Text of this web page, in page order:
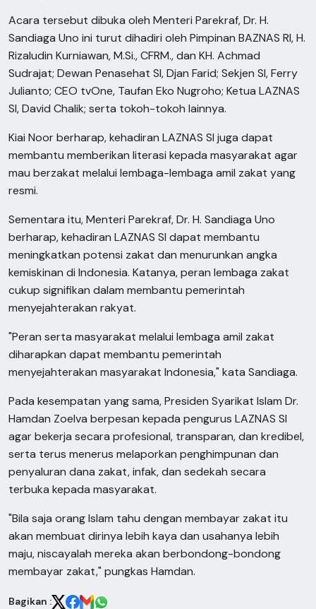
Acara tersebut dibuka oleh Menteri Parekraf, Dr. H.
Sandiaga Uno ini turut dihadiri oleh Pimpinan BAZNAS RI, H.
Rizaludin Kurniawan, M.Si., CFRM., dan KH. Achmad
Sudrajat; Dewan Penasehat SI, Djan Farid; Sekjen SI, Ferry
Julianto; CEO tvOne, Taufan Eko Nugroho; Ketua LAZNAS
SI, David Chalik; serta tokoh-tokoh lainnya.
Kiai Noor berharap, kehadiran LAZNAS SI juga dapat
membantu memberikan literasi kepada masyarakat agar
mau berzakat melalui lembaga-lembaga amil zakat yang
resmi.
Sementara itu, Menteri Parekraf, Dr. H. Sandiaga Uno
berharap, kehadiran LAZNAS SI dapat membantu
meningkatkan potensi zakat dan menurunkan angka
kemiskinan di Indonesia. Katanya, peran lembaga zakat
cukup signifikan dalam membantu pemerintah
menyejahterakan rakyat.
"Peran serta masyarakat melalui lembaga amil zakat
diharapkan dapat membantu pemerintah
menyejahterakan masyarakat Indonesia," kata Sandiaga.
Pada kesempatan yang sama, Presiden Syarikat Islam Dr.
Hamdan Zoelva berpesan kepada pengurus LAZNAS SI
agar bekerja secara profesional, transparan, dan kredibel,
serta terus menerus melaporkan penghimpunan dan
penyaluran dana zakat, infak, dan sedekah secara
terbuka kepada masyarakat.
"Bila saja orang Islam tahu dengan membayar zakat itu
akan membuat dirinya lebih kaya dan usahanya lebih
maju, niscayalah mereka akan berbondong-bondong
membayar zakat," pungkas Hamdan.
Bagikan :